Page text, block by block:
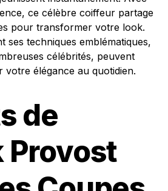
ce célèbre coiffeur partage
pour transformer votre look.
ses techniques emblématiques,
célébrités, peuvent
votre élégance au quotidien.
de
Provost